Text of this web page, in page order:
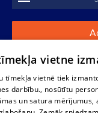
If your company
Reproduction, or
vietne
tīmekļa vietnē tiek
darbību., nosūtītu
un satura mērījumus,